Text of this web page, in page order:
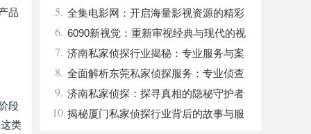
品
段
类
5. 全集电影网：开启海量影视资源的精彩
世界体验
6. 6090新视觉：重新审视经典与现代的视
觉盛宴
7. 济南私家侦探行业揭秘：专业服务与案
件解析全方位指南
8. 全面解析东莞私家侦探服务：专业侦查
助您解决各种疑难问题
9. 济南私家侦探：探寻真相的隐秘守护者
10.揭秘厦门私家侦探行业背后的故事与服